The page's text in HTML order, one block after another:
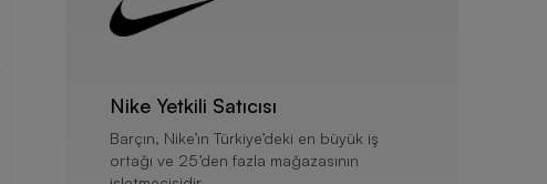
Nike Yetkili Satıcısı
Barçın, Nike’ın Türkiye’deki en büyük iş
ortağı ve 25’den fazla mağazasının